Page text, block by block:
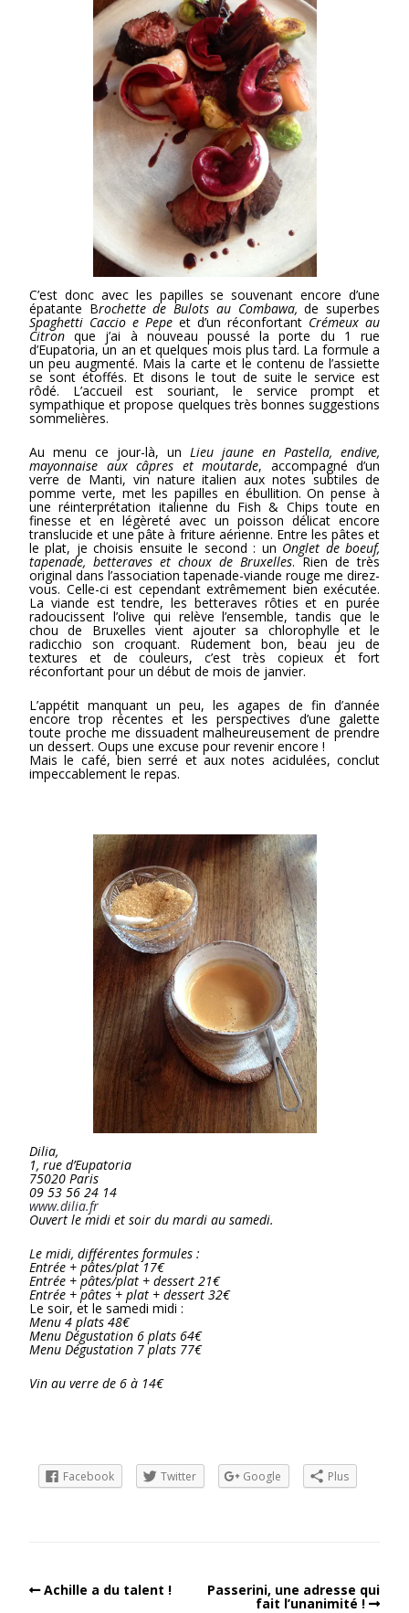
C’est donc avec les papilles se souvenant encore d’une
épatante Brochette de Bulots au Combawa,de superbes
Spaghetti Caccio e Pepe et d’un réconfortant Crémeux au
Citron que j’ai à nouveau poussé la porte du 1 rue
d’Eupatoria, un an et quelques mois plus tard. La formule a
un peu augmenté. Mais la carte et le contenu de l’assiette
se sont étoffés. Et disons le tout de suite le service est
rôdé. L’accueil est souriant, le service prompt et
sympathique et propose quelques très bonnes suggestions
sommelières.
Au menu ce jour-là, un Lieu jaune en Pastella, endive,
mayonnaise aux câpres et moutarde, accompagné d’un
verre de Manti, vin nature italien aux notes subtiles de
pomme verte, met les papilles en ébullition. On pense à
une réinterprétation italienne du Fish & Chips toute en
finesse et en légèreté avec un poisson délicat encore
translucide et une pâte à friture aérienne. Entre les pâtes et
le plat, je choisis ensuite le second : un Onglet de boeuf,
tapenade, betteraves et choux de Bruxelles. Rien de très
original dans l’association tapenade-viande rouge me direz-
vous. Celle-ci est cependant extrêmement bien exécutée.
La viande est tendre, les betteraves rôties et en purée
radoucissent l’olive qui relève l’ensemble, tandis que le
chou de Bruxelles vient ajouter sa chlorophylle et le
radicchio son croquant. Rudement bon, beau jeu de
textures et de couleurs, c’est très copieux et fort
réconfortant pour un début de mois de janvier.
L’appétit manquant un peu, les agapes de fin d’année
encore trop récentes et les perspectives d’une galette
toute proche me dissuadent malheureusement de prendre
un dessert. Oups une excuse pour revenir encore !
Mais le café, bien serré et aux notes acidulées, conclut
impeccablement le repas.
Dilia,
1, rue d’Eupatoria
75020 Paris
09 53 56 24 14
www.dilia.fr
Ouvert le midi et soir du mardi au samedi.
Le midi, différentes formules :
Entrée + pâtes/plat 17€
Entrée + pâtes/plat + dessert 21€
Entrée + pâtes + plat + dessert 32€
Le soir, et le samedi midi :
Menu 4 plats 48€
Menu Dégustation 6 plats 64€
Menu Dégustation 7 plats 77€
Vin au verre de 6 à 14€
Facebook Twitter Google Plus
Achille a du talent ! Passerini, une adresse qui
fait l’unanimité !